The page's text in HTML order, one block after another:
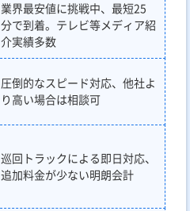
業界最安値に挑戦中、最短25
分で到着。テレビ等メディア紹
介実績多数
圧倒的なスピード対応、他社よ
り高い場合は相談可
巡回トラックによる即日対応、
追加料金が少ない明朗会計